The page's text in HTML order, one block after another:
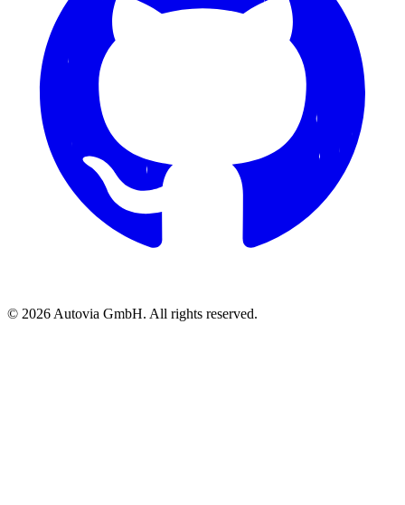
© 2026 Autovia GmbH. All rights reserved.